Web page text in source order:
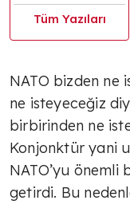
Tüm Yazıları
NATO bizden ne
ne isteyeceğiz
birbirinden ne
Konjonktür yani
NATO’yu önemli
getirdi. Bu